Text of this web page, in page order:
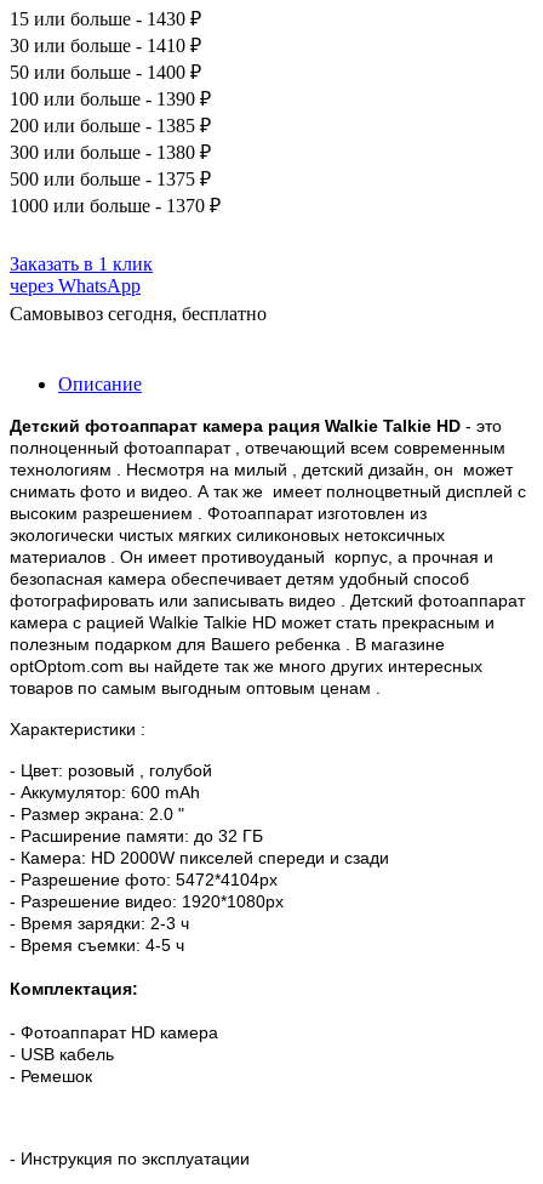
15 или больше - 1430 ₽
30 или больше - 1410 ₽
50 или больше - 1400 ₽
100 или больше - 1390 ₽
200 или больше - 1385 ₽
300 или больше - 1380 ₽
500 или больше - 1375 ₽
1000 или больше - 1370 ₽
Заказать в 1 клик
через WhatsApp
Самовывоз сегодня, бесплатно
Описание
Детский фотоаппарат камера рация Walkie Talkie HD - это
полноценный фотоаппарат , отвечающий всем современным
технологиям . Несмотря на милый , детский дизайн, он может
снимать фото и видео. А так же имеет полноцветный дисплей с
высоким разрешением . Фотоаппарат изготовлен из
экологически чистых мягких силиконовых нетоксичных
материалов . Он имеет противоуданый корпус, а прочная и
безопасная камера обеспечивает детям удобный способ
фотографировать или записывать видео . Детский фотоаппарат
камера с рацией Walkie Talkie HD может стать прекрасным и
полезным подарком для Вашего ребенка . В магазине
optOptom.com вы найдете так же много других интересных
товаров по самым выгодным оптовым ценам .
Характеристики :
- Цвет: розовый , голубой
- Аккумулятор: 600 mAh
- Размер экрана: 2.0 "
- Расширение памяти: до 32 ГБ
- Камера: HD 2000W пикселей спереди и сзади
- Разрешение фото: 5472*4104px
- Разрешение видео: 1920*1080px
- Время зарядки: 2-3 ч
- Время съемки: 4-5 ч
Комплектация:
- Фотоаппарат HD камера
- USB кабель
- Ремешок
- Инструкция по эксплуатации